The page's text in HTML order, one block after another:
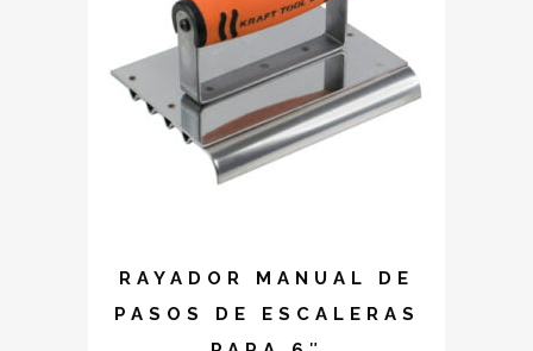
RAYADOR MANUAL DE
PASOS DE ESCALERAS